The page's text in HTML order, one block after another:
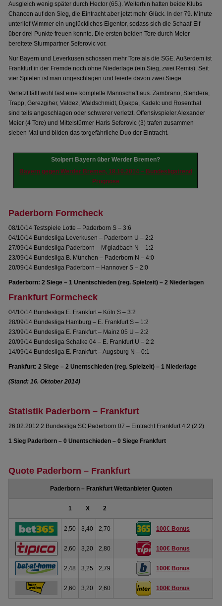
Ausgleich wenig später durch Hector (65.). Weiterhin hatten beide Klubs
Chancen auf den Sieg, die Eintracht aber jetzt mehr Glück. In der 79. Minute
unterlief Wimmer ein unglückliches Eigentor, sodass sich die Schaaf-Elf
über drei Punkte freuen konnte. Die ersten beiden Tore durch Meier
bereitete Sturmpartner Seferovic vor.
Nur Bayern und Leverkusen schossen mehr Tore als die SGE. Außerdem ist
Frankfurt in der Fremde noch ohne Niederlage (ein Sieg, zwei Remis). Seit
vier Spielen ist man ungeschlagen und feierte davon zwei Siege.
Verletzt fällt wohl fast eine komplette Mannschaft aus. Zambrano, Stendera,
Trapp, Gerezgiher, Valdez, Waldschmidt, Djakpa, Kadelc und Rosenthal
sind teils angeschlagen oder schwerer verletzt. Offensivspieler Alexander
Meier (4 Tore) und Mittelstürmer Haris Seferovic (3) trafen zusammen
sieben Mal und bilden das torgefährliche Duo der Eintracht.
Stolpert Bayern über Werder Bremen?
Bayern gegen Werder Bremen, 18.10.2014 – Bundesligatrend
Prognose
Paderborn Formcheck
08/10/14 Testspiele Lotte – Paderborn S – 3:6
04/10/14 Bundesliga Leverkusen – Paderborn U – 2:2
27/09/14 Bundesliga Paderborn – M’gladbach N – 1:2
23/09/14 Bundesliga B. München – Paderborn N – 4:0
20/09/14 Bundesliga Paderborn – Hannover S – 2:0
Paderborn: 2 Siege – 1 Unentschieden (reg. Spielzeit) – 2 Niederlagen
Frankfurt Formcheck
04/10/14 Bundesliga E. Frankfurt – Köln S – 3:2
28/09/14 Bundesliga Hamburg – E. Frankfurt S – 1:2
23/09/14 Bundesliga E. Frankfurt – Mainz 05 U – 2:2
20/09/14 Bundesliga Schalke 04 – E. Frankfurt U – 2:2
14/09/14 Bundesliga E. Frankfurt – Augsburg N – 0:1
Frankfurt: 2 Siege – 2 Unentschieden (reg. Spielzeit) – 1 Niederlage
(Stand: 16. Oktober 2014)
Statistik Paderborn – Frankfurt
26.02.2012 2.Bundesliga SC Paderborn 07 – Eintracht Frankfurt 4:2 (2:2)
1 Sieg Paderborn – 0 Unentschieden – 0 Siege Frankfurt
Quote Paderborn – Frankfurt
Paderborn – Frankfurt Wettanbieter Quoten
1 X 2
2,50 3,40 2,70 100€ Bonus
2,60 3,20 2,80 100€ Bonus
2,48 3,25 2,79 100€ Bonus
2,60 3,20 2,60 100€ Bonus